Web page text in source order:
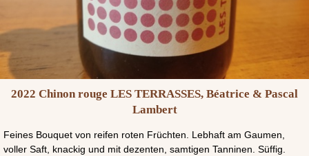
2022 Chinon rouge LES TERRASSES, Béatrice & Pascal
Lambert
Feines Bouquet von reifen roten Früchten. Lebhaft am Gaumen,
voller Saft, knackig und mit dezenten, samtigen Tanninen. Süffig.